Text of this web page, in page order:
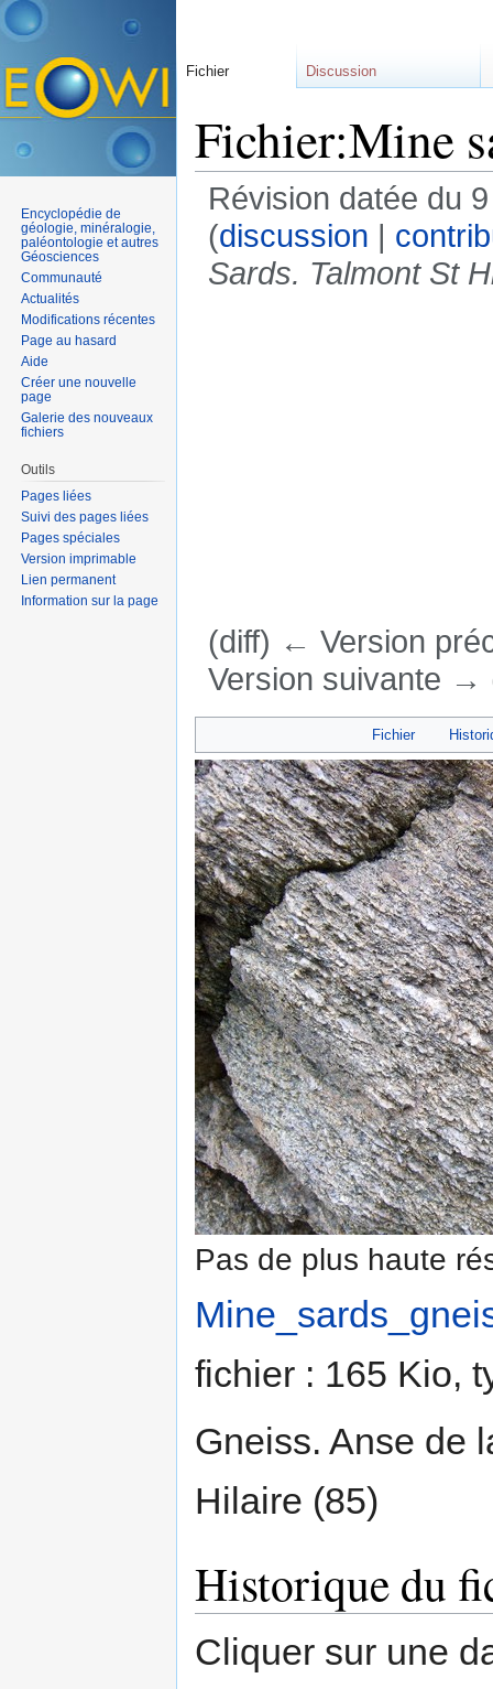
Fichier:Mine
Révision datée du
(discussion |
Sards. Talmont St
(diff) ← Version
Version suivante →
Fichier
Pas de plus haute
fichier : 165 Kio,
Gneiss. Anse de
Hilaire (85)
Historique du
Cliquer sur une
Fichier Discussion
Encyclopédie de
géologie, minéralogie,
paléontologie et autres
Géosciences
Communauté
Actualités
Modifications récentes
Page au hasard
Aide
Créer une nouvelle
page
Galerie des nouveaux
fichiers
Outils
Pages liées
Suivi des pages liées
Pages spéciales
Version imprimable
Lien permanent
Information sur la page